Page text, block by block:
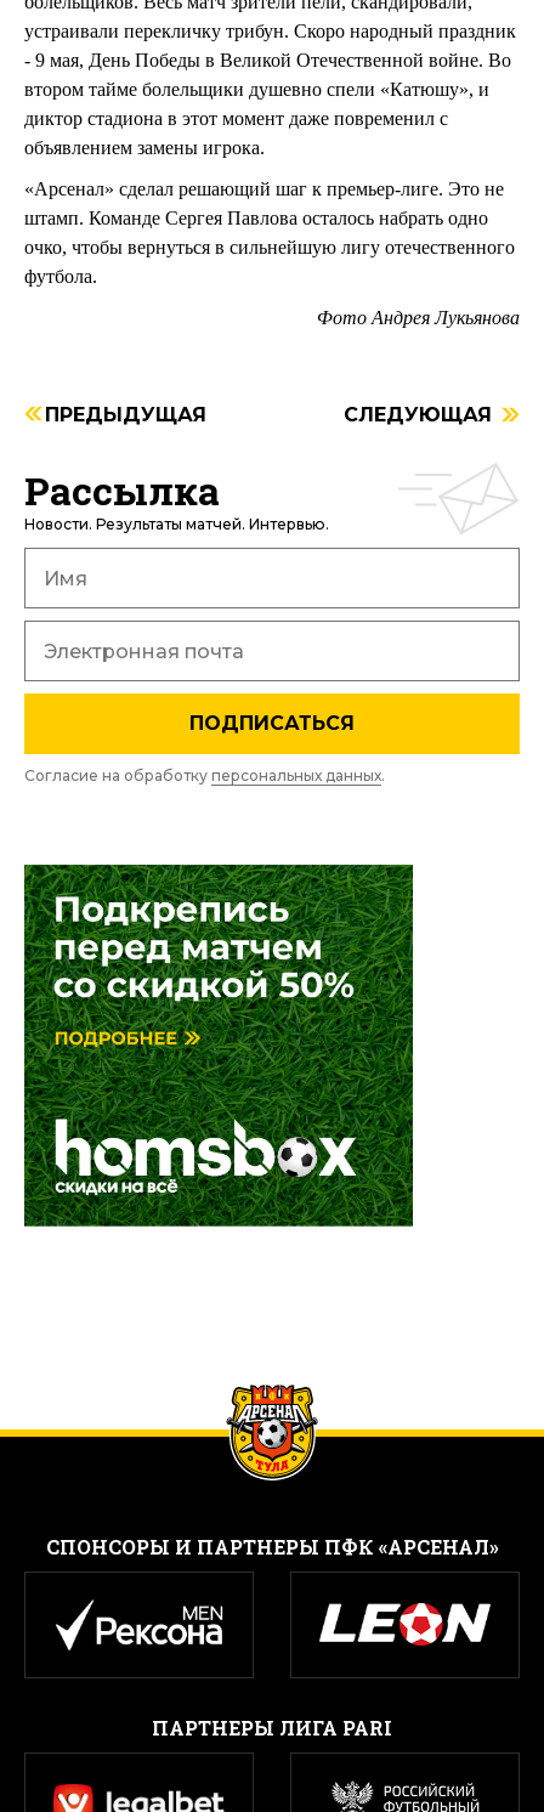
устраивали перекличку трибун. Скоро народный праздник
- 9 мая, День Победы в Великой Отечественной войне. Во
втором тайме болельщики душевно спели «Катюшу», и
диктор стадиона в этот момент даже повременил с
объявлением замены игрока.
«Арсенал» сделал решающий шаг к премьер-лиге. Это не
штамп. Команде Сергея Павлова осталось набрать одно
очко, чтобы вернуться в сильнейшую лигу отечественного
футбола.
Фото Андрея Лукьянова
ПРЕДЫДУЩАЯ СЛЕДУЮЩАЯ
Рассылка
Новости. Результаты матчей. Интервью.
ПОДПИСАТЬСЯ
Согласие на обработку персональных данных.
CПОНСОРЫ И ПАРТНЕРЫ ПФК «АРСЕНАЛ»
ПАРТНЕРЫ ЛИГА PARI